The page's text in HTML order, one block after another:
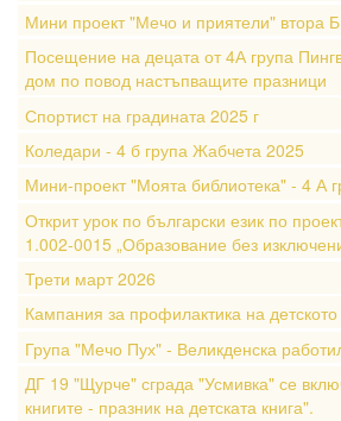
Мини проект "Мечо и приятели" втора
Посещение на децата от 4А група
дом по повод настъпващите празници
Спортист на градината 2025 г
Коледари - 4 б група Жабчета 2025
Мини-проект "Моята библиотека" - 4 А
Открит урок по български език по
1.002-0015 „Образование без
Трети март 2026
Кампания за профилактика на
Група "Мечо Пух" - Великденска
ДГ 19 "Щурче" сграда "Усмивка" се
книгите - празник на детската книга".